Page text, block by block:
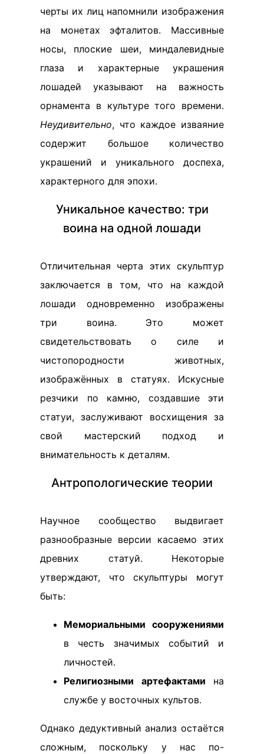
черты их лиц напомнили изображения
на монетах эфталитов. Массивные
носы, плоские шеи, миндалевидные
глаза и характерные украшения
лошадей указывают на важность
орнамента в культуре того времени.
Неудивительно, что каждое изваяние
содержит большое количество
украшений и уникального доспеха,
характерного для эпохи.
Уникальное качество: три
воина на одной лошади
Отличительная черта этих скульптур
заключается в том, что на каждой
лошади одновременно изображены
три воина. Это может
свидетельствовать о силе и
чистопородности животных,
изображённых в статуях. Искусные
резчики по камню, создавшие эти
статуи, заслуживают восхищения за
свой мастерский подход и
внимательность к деталям.
Антропологические теории
Научное сообщество выдвигает
разнообразные версии касаемо этих
древних статуй. Некоторые
утверждают, что скульптуры могут
быть:
Мемориальными сооружениями
в честь значимых событий и
личностей.
Религиозными артефактами на
службе у восточных культов.
Однако дедуктивный анализ остаётся
сложным, поскольку у нас по-